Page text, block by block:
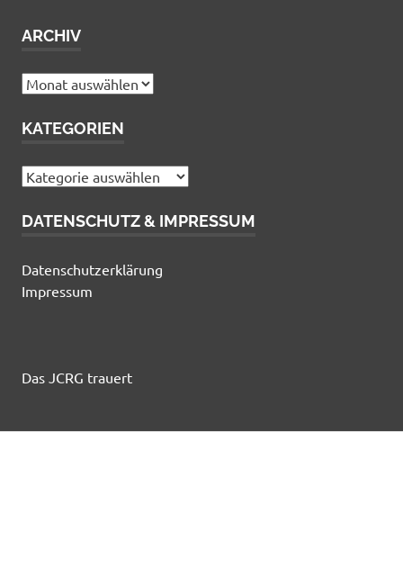
ARCHIV
Archiv
KATEGORIEN
Kategorien
DATENSCHUTZ & IMPRESSUM
Datenschutzerklärung
Impressum
Das JCRG trauert